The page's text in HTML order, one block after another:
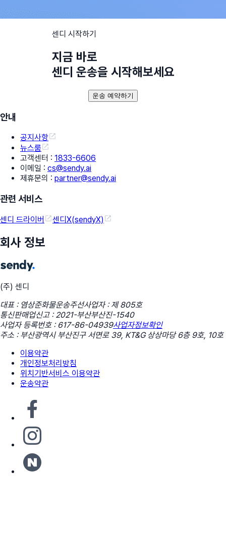
센디 시작하기
지금 바로
센디 운송을 시작해보세요
운송 예약하기
안내
공지사항
뉴스룸
고객센터 : 1833-6606
이메일 : cs@sendy.ai
제휴문의 : partner@sendy.ai
관련 서비스
센디 드라이버 센디X(sendyX)
회사 정보
(주) 센디
대표 : 염상준화물운송주선사업자 : 제 805호
통신판매업신고 : 2021-부산부산진-1540
사업자 등록번호 : 617-86-04939사업자정보확인
주소 : 부산광역시 부산진구 서면로 39, KT&G 상상마당 6층 9호, 10호
이용약관
개인정보처리방침
위치기반서비스 이용약관
운송약관